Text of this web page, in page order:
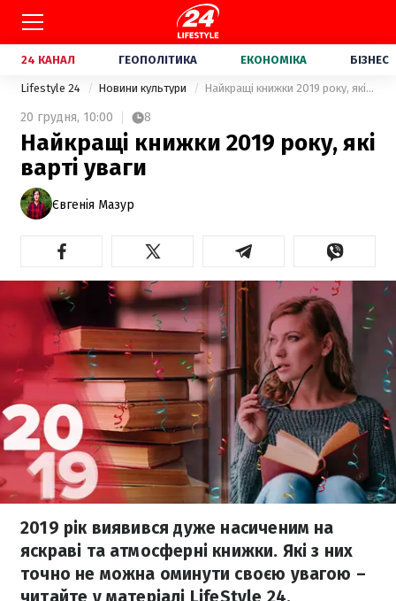
24 КАНАЛ ГЕОПОЛІТИКА ЕКОНОМІКА БІЗНЕС
Lifestyle 24 Новини культури Найкращі книжки 2019 року, які варті уваги
20 грудня, 10:00 8
Найкращі книжки 2019 року, які
варті уваги
Євгенія Мазур
2019 рік виявився дуже насиченим на
яскраві та атмосферні книжки. Які з них
точно не можна оминути своєю увагою –